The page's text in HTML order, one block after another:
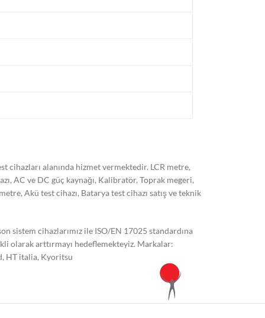
cihazları alanında hizmet vermektedir. LCR metre,
AC ve DC güç kaynağı, Kalibratör, Toprak megeri,
Akü test cihazı, Batarya test cihazı satış ve teknik
sistem cihazlarımız ile ISO/EN 17025 standardına
olarak arttırmayı hedeflemekteyiz. Markalar:
HT italia, Kyoritsu